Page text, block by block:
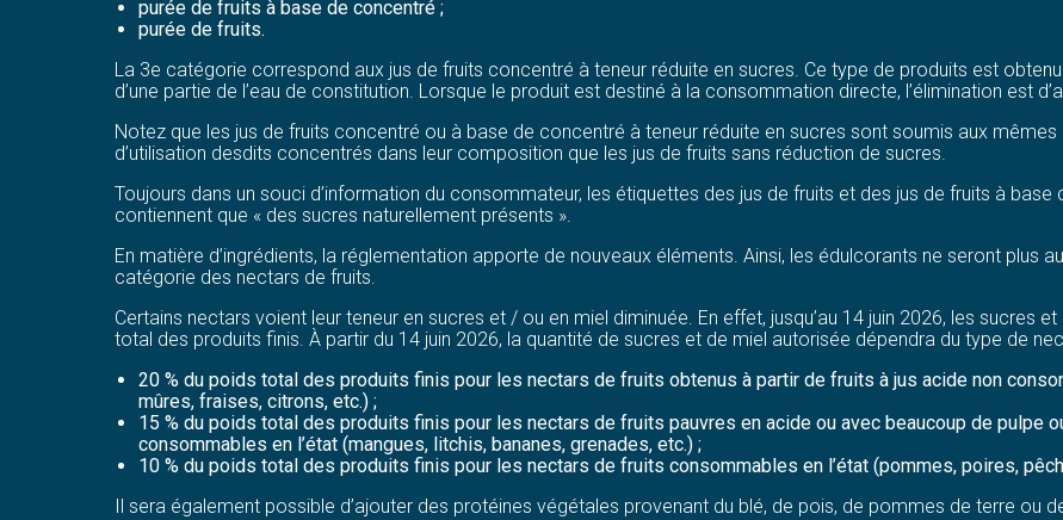
purée de fruits à base de concentré ;
purée de fruits.
La 3e catégorie correspond aux jus de fruits concentré à teneur réduite en sucres. Ce type de produits est
d’une partie de l’eau de constitution. Lorsque le produit est destiné à la consommation directe, l’élimination est
Notez que les jus de fruits concentré ou à base de concentré à teneur réduite en sucres sont soumis aux
d’utilisation desdits concentrés dans leur composition que les jus de fruits sans réduction de sucres.
Toujours dans un souci d’information du consommateur, les étiquettes des jus de fruits et des jus de fruits à base
contiennent que « des sucres naturellement présents ».
En matière d’ingrédients, la réglementation apporte de nouveaux éléments. Ainsi, les édulcorants ne seront plus
catégorie des nectars de fruits.
Certains nectars voient leur teneur en sucres et / ou en miel diminuée. En effet, jusqu’au 14 juin 2026, les sucres
total des produits finis. À partir du 14 juin 2026, la quantité de sucres et de miel autorisée dépendra du type de
20 % du poids total des produits finis pour les nectars de fruits obtenus à partir de fruits à jus acide non
mûres, fraises, citrons, etc.) ;
15 % du poids total des produits finis pour les nectars de fruits pauvres en acide ou avec beaucoup de pulpe
consommables en l’état (mangues, litchis, bananes, grenades, etc.) ;
10 % du poids total des produits finis pour les nectars de fruits consommables en l’état (pommes, poires,
Il sera également possible d’ajouter des protéines végétales provenant du blé, de pois, de pommes de terre ou